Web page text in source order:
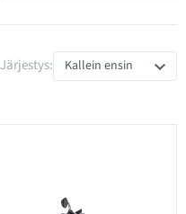
Järjestys: Kallein ensin